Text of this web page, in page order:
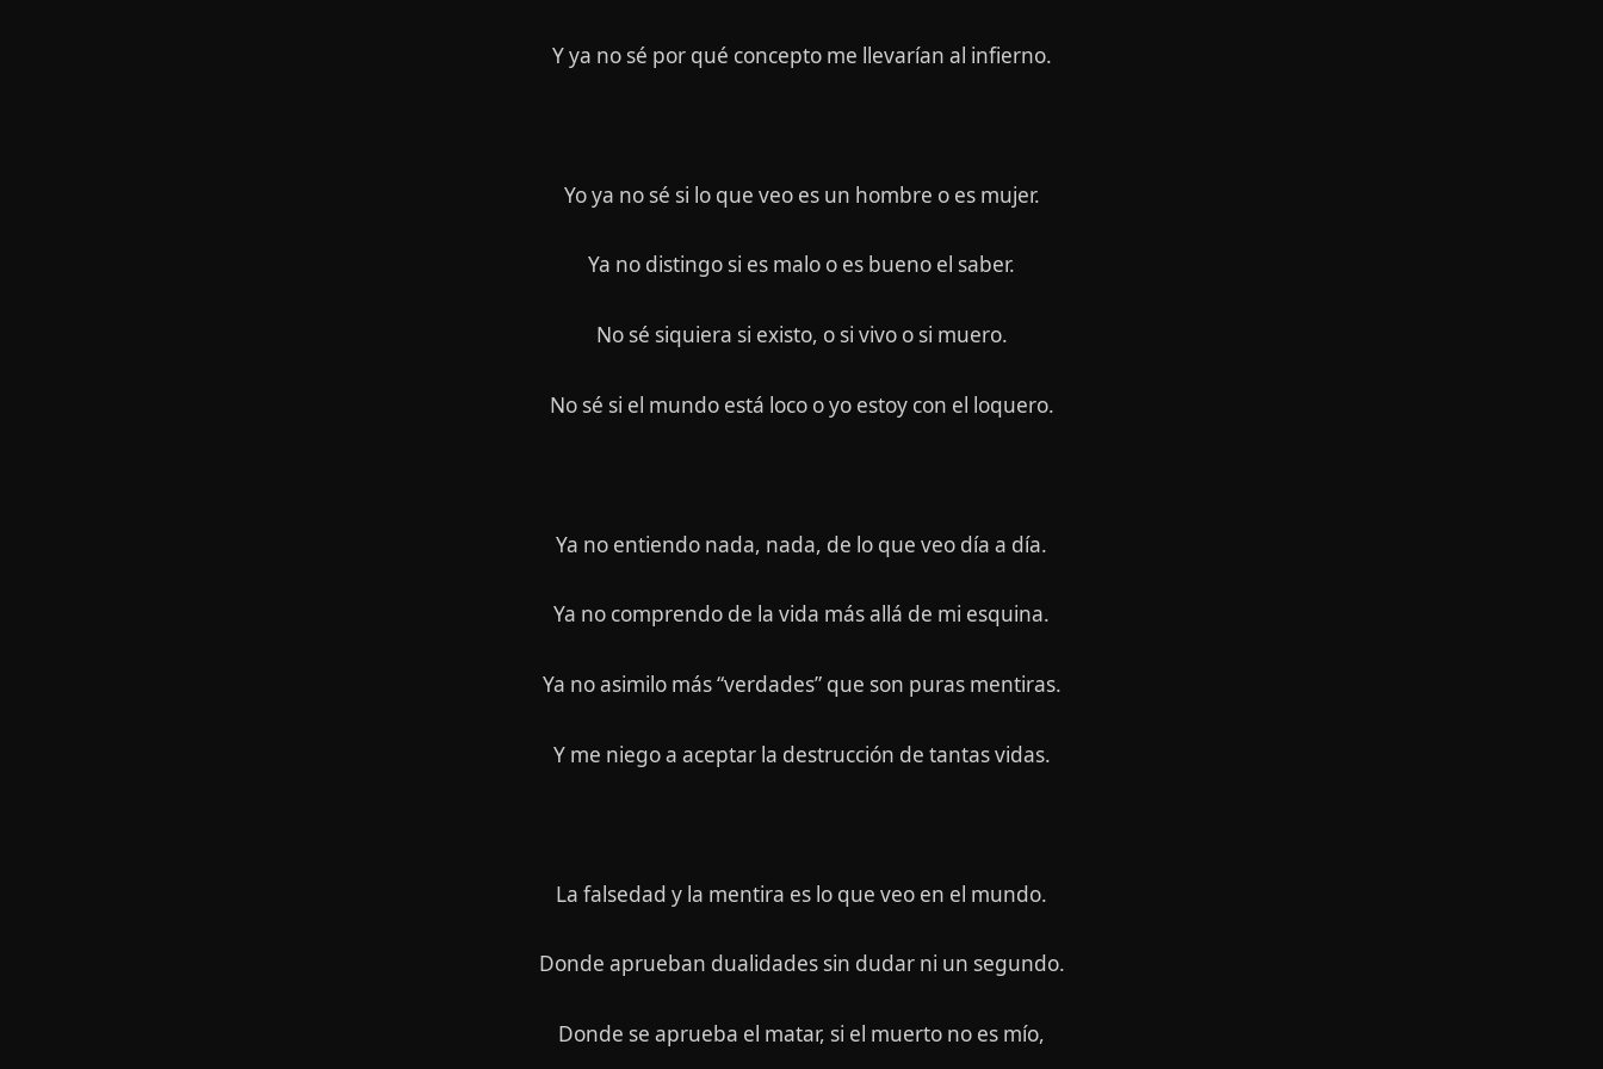
Y ya no sé por qué concepto me llevarían al infierno.
Yo ya no sé si lo que veo es un hombre o es mujer.
Ya no distingo si es malo o es bueno el saber.
No sé siquiera si existo, o si vivo o si muero.
No sé si el mundo está loco o yo estoy con el loquero.
Ya no entiendo nada, nada, de lo que veo día a día.
Ya no comprendo de la vida más allá de mi esquina.
Ya no asimilo más “verdades” que son puras mentiras.
Y me niego a aceptar la destrucción de tantas vidas.
La falsedad y la mentira es lo que veo en el mundo.
Donde aprueban dualidades sin dudar ni un segundo.
Donde se aprueba el matar, si el muerto no es mío,